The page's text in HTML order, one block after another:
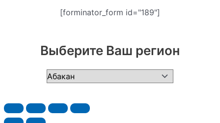
[forminator_form id="189"]
Выберите Ваш регион